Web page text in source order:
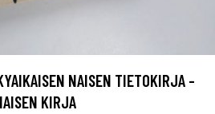
NAISEN TIETOKIRJA -
KIRJA